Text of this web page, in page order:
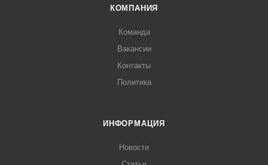
КОМПАНИЯ
Команда
Вакансии
Контакты
Политика
ИНФОРМАЦИЯ
Новости